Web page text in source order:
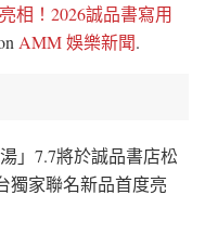
相！2026誠品書寫用
AMM 娛樂新聞.
」7.7將於誠品書店松
獨家聯名新品首度亮